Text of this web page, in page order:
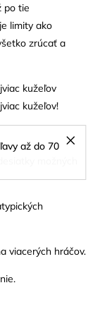
až do 70
po tie
limity ako
zrúcať a
kužeľov
kužeľov!
možných
viacerých hráčov.